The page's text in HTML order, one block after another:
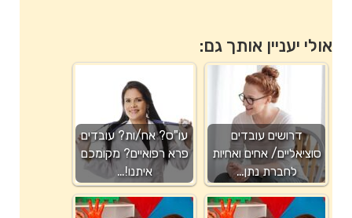
אולי יעניין אותך גם:
דרושים עובדים
סוציאליים/ אחים ואחיות
לחברת נתן…
עו"ס? אח/ות? עובדים
פרא רפואיים? מקומכם
איתנו!…